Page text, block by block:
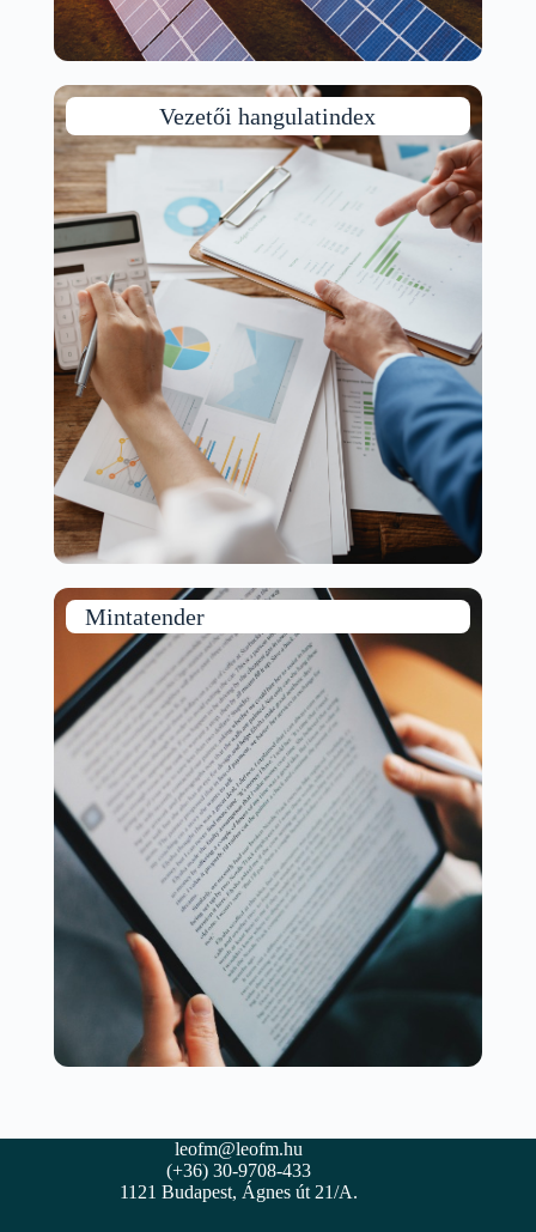
Vezetői hangulatindex
Mintatender
leofm@leofm.hu
(+36) 30-9708-433
1121 Budapest, Ágnes út 21/A.